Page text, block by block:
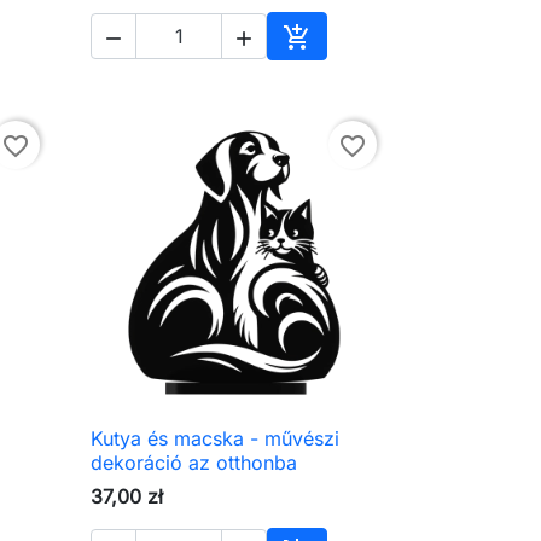
  
Kosárba
favorite_border favorite_border
 Előnézet
Kutya és macska - művészi
dekoráció az otthonba
37,00 zł